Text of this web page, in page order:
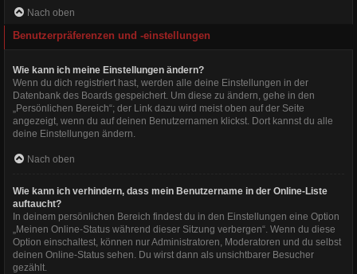
Nach oben
Benutzerpräferenzen und -einstellungen
Wie kann ich meine Einstellungen ändern?
Wenn du dich registriert hast, werden alle deine Einstellungen in der
Datenbank des Boards gespeichert. Um diese zu ändern, gehe in den
„Persönlichen Bereich“; der Link dazu wird meist oben auf der Seite
angezeigt, wenn du auf deinen Benutzernamen klickst. Dort kannst du alle
deine Einstellungen ändern.
Nach oben
Wie kann ich verhindern, dass mein Benutzername in der Online-Liste
auftaucht?
In deinem persönlichen Bereich findest du in den Einstellungen eine Option
„Meinen Online-Status während dieser Sitzung verbergen“. Wenn du diese
Option einschaltest, können nur Administratoren, Moderatoren und du selbst
deinen Online-Status sehen. Du wirst dann als unsichtbarer Besucher
gezählt.